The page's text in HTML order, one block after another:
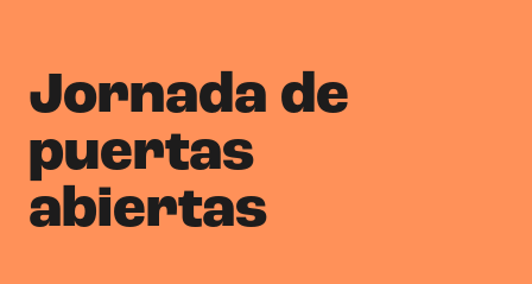
Jornada de
puertas
abiertas